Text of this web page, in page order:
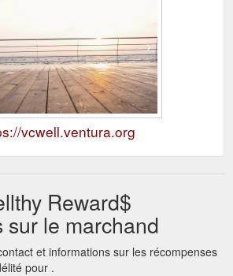
vcwell.ventura.org
Reward$
sur le marchand
et informations sur les récompenses
pour .